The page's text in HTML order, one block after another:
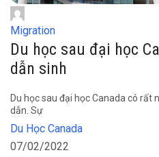
Migration
Du học sau đại học
dẫn sinh
Du học sau đại học Canada có rất
dẫn. Sự
Du Học Canada
07/02/2022